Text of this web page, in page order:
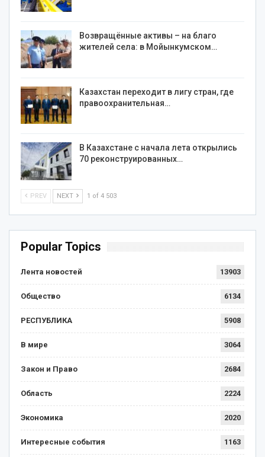
Возвращённые активы – на благо
жителей села: в Мойынкумском…
Казахстан переходит в лигу стран, где
правоохранительная…
В Казахстане с начала лета открылись
70 реконструированных…
PREV NEXT 1 of 4 503
Popular Topics
Лента новостей 13903
Общество 6134
РЕСПУБЛИКА 5908
В мире 3064
Закон и Право 2684
Область 2224
Экономика 2020
Интересные события 1163